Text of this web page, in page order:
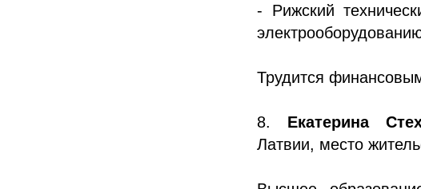
- Рижский
Трудится
8. Екатерина
Латвии, место